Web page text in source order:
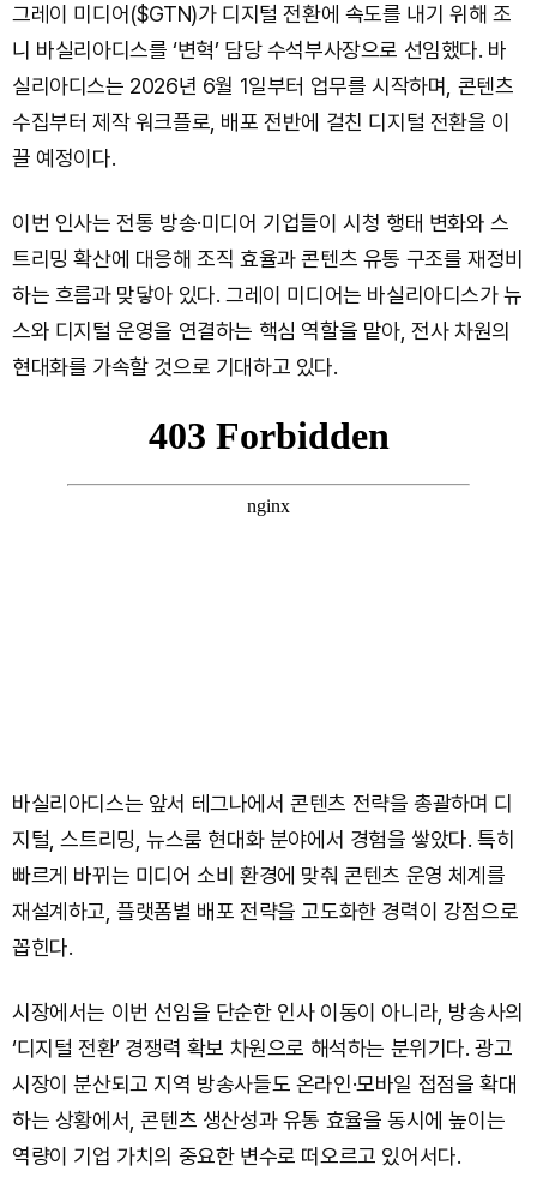
그레이 미디어($GTN)가 디지털 전환에 속도를 내기 위해 조
니 바실리아디스를 ‘변혁’ 담당 수석부사장으로 선임했다. 바
실리아디스는 2026년 6월 1일부터 업무를 시작하며, 콘텐츠
수집부터 제작 워크플로, 배포 전반에 걸친 디지털 전환을 이
끌 예정이다.
이번 인사는 전통 방송·미디어 기업들이 시청 행태 변화와 스
트리밍 확산에 대응해 조직 효율과 콘텐츠 유통 구조를 재정비
하는 흐름과 맞닿아 있다. 그레이 미디어는 바실리아디스가 뉴
스와 디지털 운영을 연결하는 핵심 역할을 맡아, 전사 차원의
현대화를 가속할 것으로 기대하고 있다.
바실리아디스는 앞서 테그나에서 콘텐츠 전략을 총괄하며 디
지털, 스트리밍, 뉴스룸 현대화 분야에서 경험을 쌓았다. 특히
빠르게 바뀌는 미디어 소비 환경에 맞춰 콘텐츠 운영 체계를
재설계하고, 플랫폼별 배포 전략을 고도화한 경력이 강점으로
꼽힌다.
시장에서는 이번 선임을 단순한 인사 이동이 아니라, 방송사의
‘디지털 전환’ 경쟁력 확보 차원으로 해석하는 분위기다. 광고
시장이 분산되고 지역 방송사들도 온라인·모바일 접점을 확대
하는 상황에서, 콘텐츠 생산성과 유통 효율을 동시에 높이는
역량이 기업 가치의 중요한 변수로 떠오르고 있어서다.